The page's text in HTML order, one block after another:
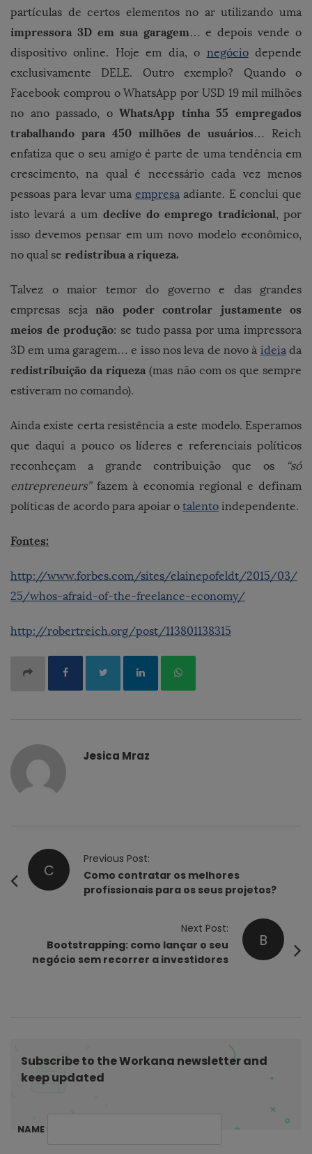
partículas de certos elementos no ar utilizando uma
impressora 3D em sua garagem… e depois vende o
dispositivo online. Hoje em dia, o negóciodepende
exclusivamente DELE. Outro exemplo? Quando o
Facebook comprou o WhatsApp por USD 19 mil milhões
no ano passado, oWhatsApp tinha 55 empregados
trabalhando para 450 milhões de usuários… Reich
enfatiza que o seu amigo é parte de uma tendência em
crescimento, na qual é necessário cada vez menos
pessoas para levar uma empresa adiante. E conclui que
isto levará a um declive do emprego tradicional, por
isso devemos pensar em um novo modelo econômico,
no qual se redistribua a riqueza.
Talvez o maior temor do governo e das grandes
empresas seja não poder controlar justamente os
meios de produção: se tudo passa por uma impressora
3D em uma garagem… e isso nos leva de novo à ideiada
redistribuição da riqueza(mas não com os que sempre
estiveram no comando).
Ainda existe certa resistência a este modelo. Esperamos
que daqui a pouco os líderes e referenciais políticos
reconheçam a grande contribuição que os
“só
entrepreneurs”fazem à economia regional e definam
políticas de acordo para apoiar o talento independente.
Fontes:
http://www.forbes.com/sites/elainepofeldt/2015/03/
25/whos-afraid-of-the-freelance-economy/
http://robertreich.org/post/113801138315
Jesica Mraz
C
Previous Post:
Como contratar os melhores
profissionais para os seus projetos?
B
Next Post:
Bootstrapping: como lançar o seu
negócio sem recorrer a investidores
Subscribe to the Workana newsletter and
keep updated
NAME